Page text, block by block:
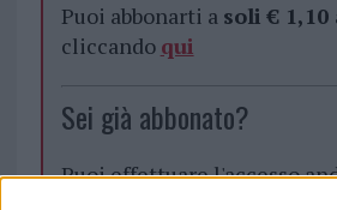
Puoi abbonarti a soli € 1,10
cliccando qui
Sei già abbonato?
Puoi effettuare l'accesso